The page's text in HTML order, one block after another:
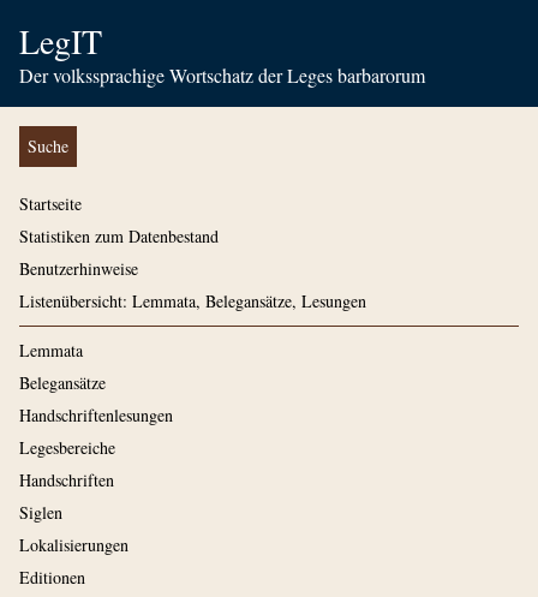
LegIT
Der volkssprachige Wortschatz der Leges barbarorum
Suche
Startseite
Statistiken zum Datenbestand
Benutzerhinweise
Listenübersicht: Lemmata, Belegansätze, Lesungen
Lemmata
Belegansätze
Handschriftenlesungen
Legesbereiche
Handschriften
Siglen
Lokalisierungen
Editionen